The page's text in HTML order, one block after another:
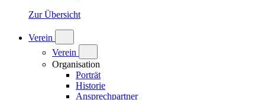
Zur Übersicht
Verein
Verein
Organisation
Porträt
Historie
Ansprechpartner